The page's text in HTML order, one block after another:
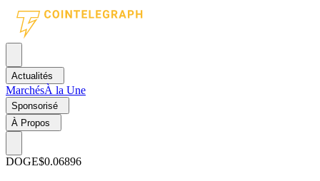
Actualités
MarchésÀ la Une
Sponsorisé
À Propos
DOGE$0.06896